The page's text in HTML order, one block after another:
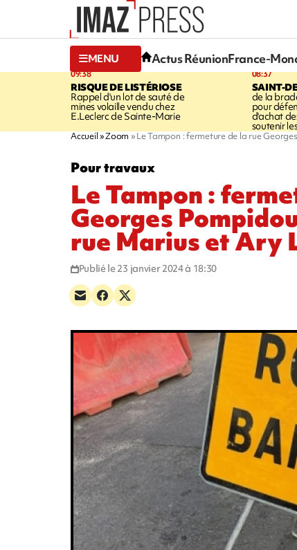
MENU Actus RéunionFrance-
09:38
RISQUE DE LISTÉRIOSE
Rappel d'un lot de sauté de
mines volaille vendu chez
E.Leclerc de Sainte-Marie
08:37
SAINT-
de la
pour
d'achat
soutenir
Accueil Zoom Le Tampon : fermeture de la rue
Pour travaux
Le Tampon :
Georges
rue Marius et Ary
Publié le 23 janvier 2024 à 18:30